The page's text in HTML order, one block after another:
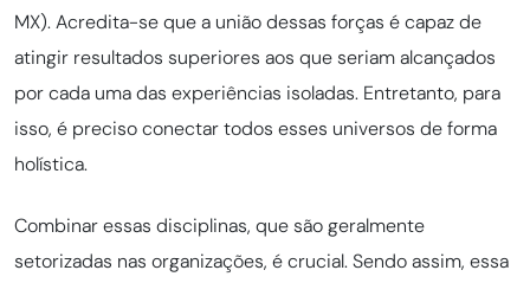
MX). Acredita-se que a união dessas forças é capaz de
atingir resultados superiores aos que seriam alcançados
por cada uma das experiências isoladas. Entretanto, para
isso, é preciso conectar todos esses universos de forma
holística.
Combinar essas disciplinas, que são geralmente
setorizadas nas organizações, é crucial. Sendo assim, essa